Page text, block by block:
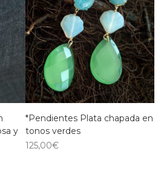
y
*Pendientes Plata chapada en
tonos verdes
125,00€